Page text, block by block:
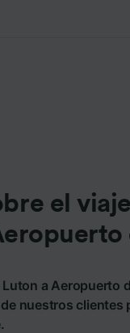
el
a Aeropuerto
nuestros clientes